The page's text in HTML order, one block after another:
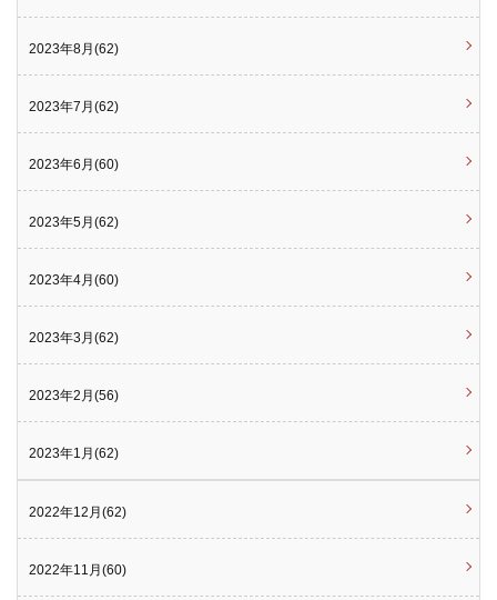
2023年8月(62)
2023年7月(62)
2023年6月(60)
2023年5月(62)
2023年4月(60)
2023年3月(62)
2023年2月(56)
2023年1月(62)
2022年12月(62)
2022年11月(60)